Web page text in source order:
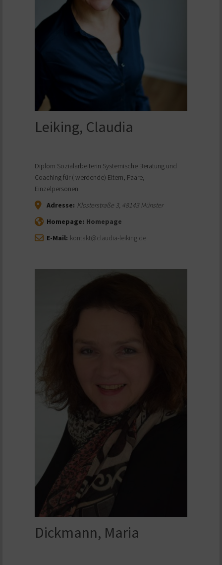
Leiking, Claudia
Diplom Sozialarbeiterin Systemische Beratung und
Coaching für ( werdende) Eltern, Paare,
Einzelpersonen
Adresse: Klosterstraße 3, 48143Münster
Homepage: Homepage
E-Mail: kontakt@claudia-leiking.de
Dickmann, Maria